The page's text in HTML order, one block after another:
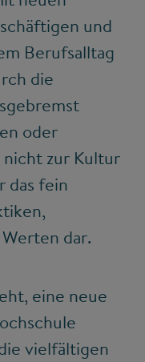
und
Berufsalltag
die
oder
nicht zur Kultur
das fein
dar.
eine neue
vielfältigen